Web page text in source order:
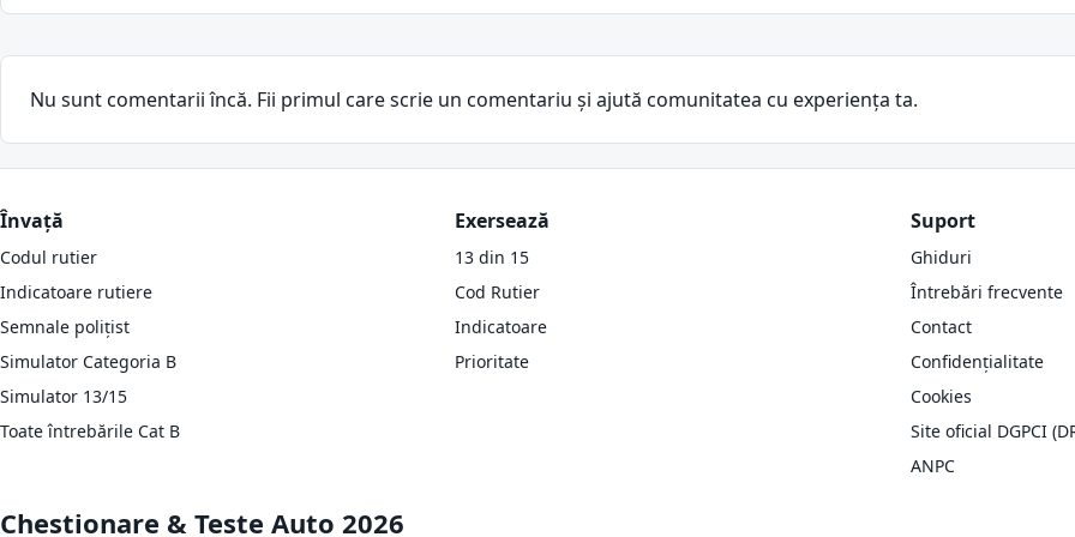
Nu sunt comentarii încă. Fii primul care scrie un comentariu și ajută comunitatea cu experiența ta.
Învață
Codul rutier
Indicatoare rutiere
Semnale polițist
Simulator Categoria B
Simulator 13/15
Toate întrebările Cat B
Exersează
13 din 15
Cod Rutier
Indicatoare
Prioritate
Suport
Ghiduri
Întrebări frecvente
Contact
Confidențialitate
Cookies
Site oficial DGPCI
ANPC
Chestionare & Teste Auto 2026